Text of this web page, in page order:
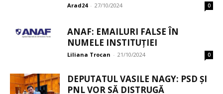
Arad24 - 27/10/2024 0
ANAF: EMAILURI FALSE ÎN
NUMELE INSTITUȚIEI
Liliana Trocan - 21/10/2024 0
DEPUTATUL VASILE NAGY: PSD ȘI
PNL VOR SĂ DISTRUGĂ